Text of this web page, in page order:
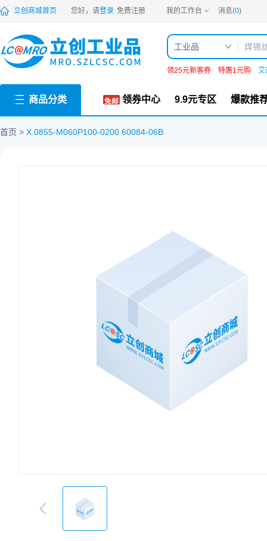
PDF 立创商城首页 您好，请登录 免费注册 我的工作台 消息(0)
工业品
领25元新客券 特惠1元购 艾
商品分类 领券中心 9.9元专区 爆款推
首页 X.0855-M060P100-0200 60084-06B